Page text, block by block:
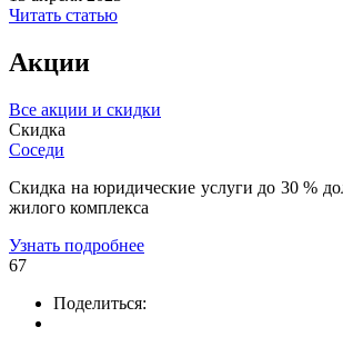
Читать статью
Акции
Все акции и скидки
Скидка
Соседи
Скидка на юридические услуги до 30 %
жилого комплекса
Узнать подробнее
67
Поделиться: